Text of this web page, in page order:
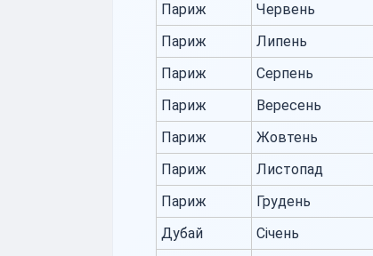
Париж
Червень
Париж
Липень
Париж
Серпень
Париж
Вересень
Париж
Жовтень
Париж
Листопад
Париж
Грудень
Дубай
Січень